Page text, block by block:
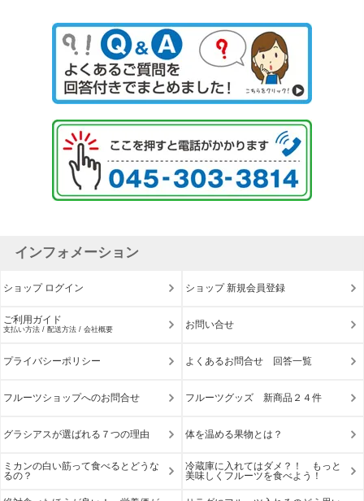
インフォメーション
ショップ ログイン ショップ 新規会員登録
ご利用ガイド
支払い方法 / 配送方法 / 会社概要 お問い合せ
プライバシーポリシー よくあるお問合せ 回答一覧
フルーツショップへのお問合せ フルーツグッズ 新商品２４件
グラシアスが選ばれる７つの理由 体を温める果物とは？
ミカンの白い筋って食べるとどうな
るの？
冷蔵庫に入れてはダメ？！ もっと
美味しくフルーツを食べよう！